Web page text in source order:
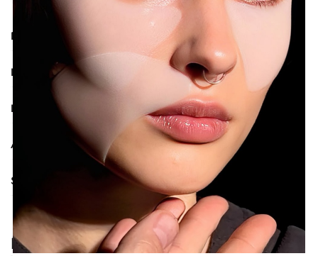
Descrizione
Informazioni aggiuntive
Ingredienti
Avvertenze e Conservazione
Smaltimento
Recensioni